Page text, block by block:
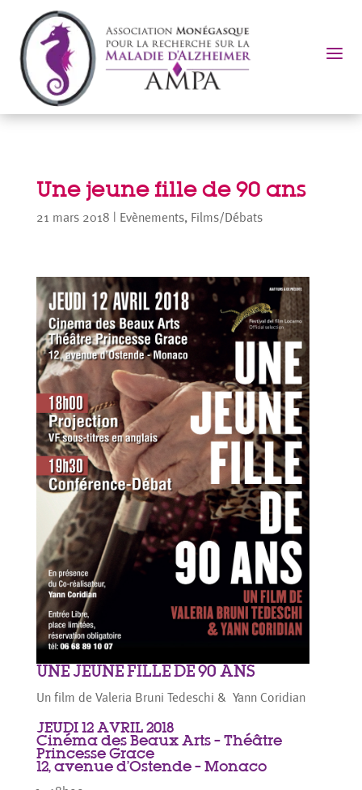
a
Une jeune fille de 90 ans
21 mars 2018 | Evènements, Films/Débats
UNE JEUNE FILLE DE 90 ANS
Un film de Valeria Bruni Tedeschi & Yann Coridian
JEUDI 12 AVRIL 2018
Cinéma des Beaux Arts – Théâtre
Princesse Grace
12, avenue d’Ostende – Monaco